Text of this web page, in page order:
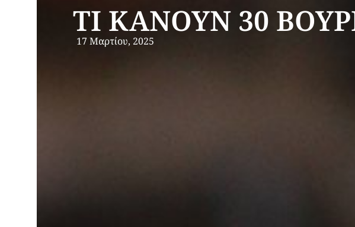
ΤΙ ΚΑΝΟΥΝ 30
17 Μαρτίου, 2025